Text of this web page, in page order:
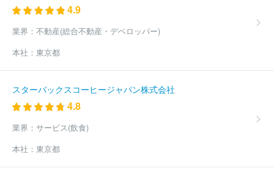
4.9
業界： 不動産(総合不動産・デベロッパー)
本社： 東京都
スターバックスコーヒージャパン株式会社
4.8
業界： サービス(飲食)
本社： 東京都